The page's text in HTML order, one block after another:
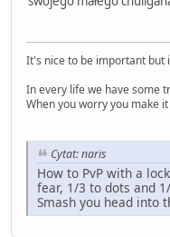
It's nice to be important but
In every life we have some
When you worry you make
Cytat: naris
How to PvP with a
fear, 1/3 to dots and
Smash you head into